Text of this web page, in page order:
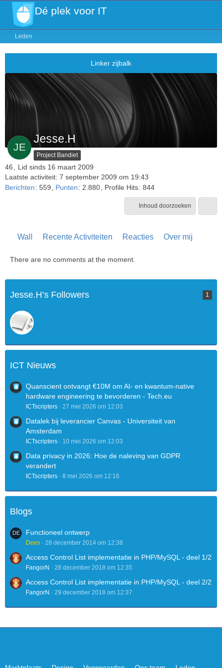
Dé plek voor IT
Leden
Jesse.H
Project Bandiet
46
Lid sinds 16 maart 2009
Laatste activiteit: 7 september 2009 om 19:43
Berichten
559 Punten 2.880 Profile Hits 844
Inhoud doorzoeken
Wall Recente Activiteiten Reacties Over mij
There are no comments at the moment.
Jesse.H’s Followers 1
ICT Nieuws
Quanscient ontvangt €10M om AI- en kwantum-native
hardware engineering te bevorderen - Tech.eu
ICTscripters 27 mei 2026 om 12:03
Datalek bij leverancier Canvas - Universiteit van
Amsterdam
ICTscripters 10 mei 2026 om 12:03
Data privacy in 2026: Hoe de naleving van GDPR
verandert
ICTscripters 8 mei 2026 om 12:16
Blogs
Functioneel ontwerp
Dees 28 december 2014 om 12:38
Access Control List implementatie in PHP/MySQL - deel 1/2
FangorN 28 december 2018 om 12:35
Access Control List implementatie in PHP/MySQL - deel 2/2
FangorN 29 december 2018 om 12:37